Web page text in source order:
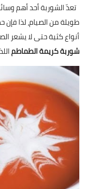
تعدّ الشوربة أحد أهم
طويلة من الصيام، لذا
أنواع كثية حتى لا يشعر
شوربة كريمة الطماطم